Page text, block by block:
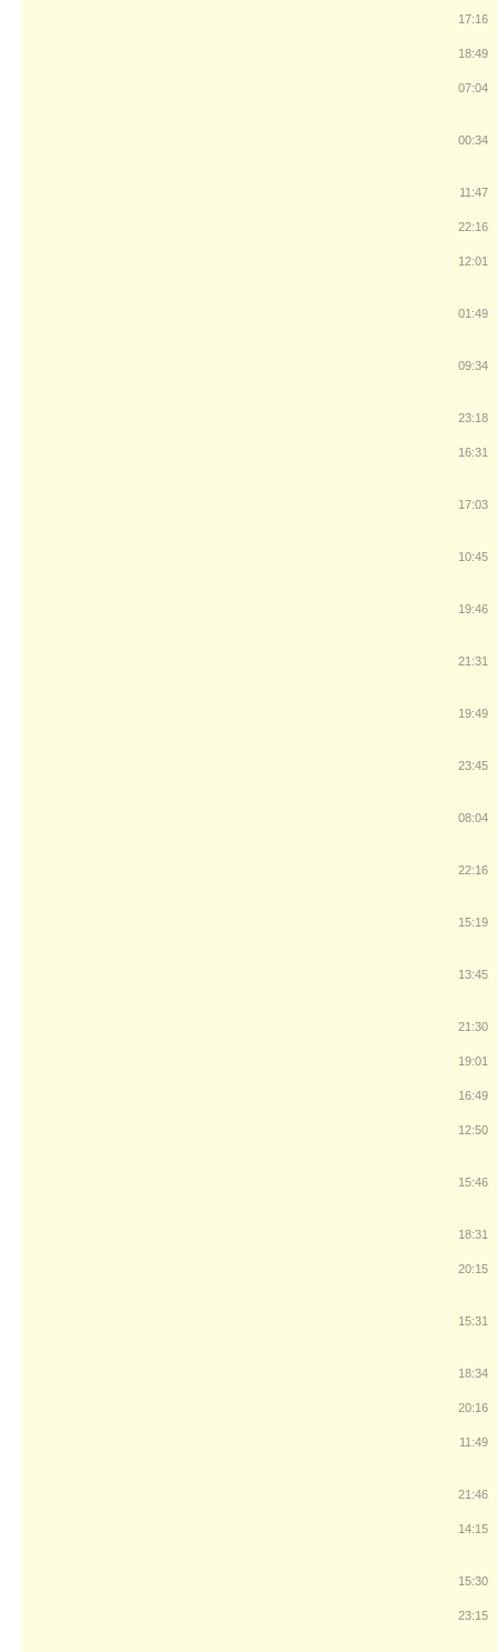
17:16
18:49
07:04
00:34
11:47
22:16
12:01
01:49
09:34
23:18
16:31
17:03
10:45
19:46
21:31
19:49
23:45
08:04
22:16
15:19
13:45
21:30
19:01
16:49
12:50
15:46
18:31
20:15
15:31
18:34
20:16
11:49
21:46
14:15
15:30
23:15